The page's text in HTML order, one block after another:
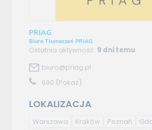
PRIAG
Biuro Tłumaczeń PRIAG
Ostatnia aktywność: 9 dni temu
biuro@priag.pl
690 (Pokaż)
LOKALIZACJA
Warszawa Kraków Poznań